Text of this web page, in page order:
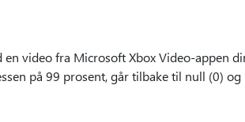
video fra Microsoft Xbox Video-appen
på 99 prosent, går tilbake til null (0)